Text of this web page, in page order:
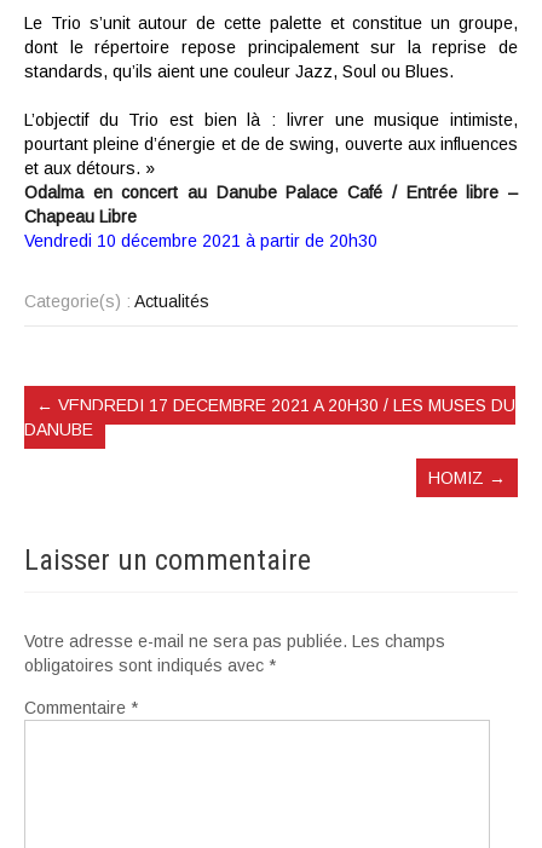
Le Trio s’unit autour de cette palette et constitue un groupe,
dont le répertoire repose principalement sur la reprise de
standards, qu’ils aient une couleur Jazz, Soul ou Blues.
L’objectif du Trio est bien là : livrer une musique intimiste,
pourtant pleine d’énergie et de de swing, ouverte aux influences
et aux détours. »
Odalma en concert au Danube Palace Café / Entrée libre –
Chapeau Libre
Vendredi 10 décembre 2021 à partir de 20h30
Categorie(s) : Actualités
← VENDREDI 17 DECEMBRE 2021 A 20H30 / LES MUSES DU
DANUBE
HOMIZ →
Laisser un commentaire
Votre adresse e-mail ne sera pas publiée. Les champs
obligatoires sont indiqués avec *
Commentaire *